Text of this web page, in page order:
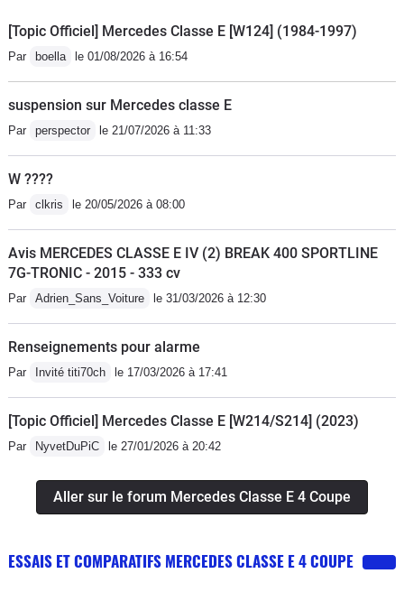
[Topic Officiel] Mercedes Classe E [W124] (1984-1997)
Par boella le 01/08/2026 à 16:54
suspension sur Mercedes classe E
Par perspector le 21/07/2026 à 11:33
W ????
Par clkris le 20/05/2026 à 08:00
Avis MERCEDES CLASSE E IV (2) BREAK 400 SPORTLINE
7G-TRONIC - 2015 - 333 cv
Par Adrien_Sans_Voiture le 31/03/2026 à 12:30
Renseignements pour alarme
Par Invité titi70ch le 17/03/2026 à 17:41
[Topic Officiel] Mercedes Classe E [W214/S214] (2023)
Par NyvetDuPiC le 27/01/2026 à 20:42
Aller sur le forum Mercedes Classe E 4 Coupe
ESSAIS ET COMPARATIFS MERCEDES CLASSE E 4 COUPE